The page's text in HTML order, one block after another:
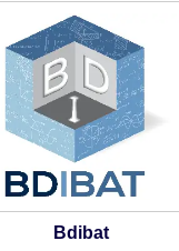
Bdibat